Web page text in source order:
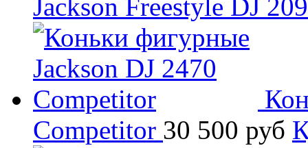
Jackson Freestyle DJ
Competitor 30 500 руб